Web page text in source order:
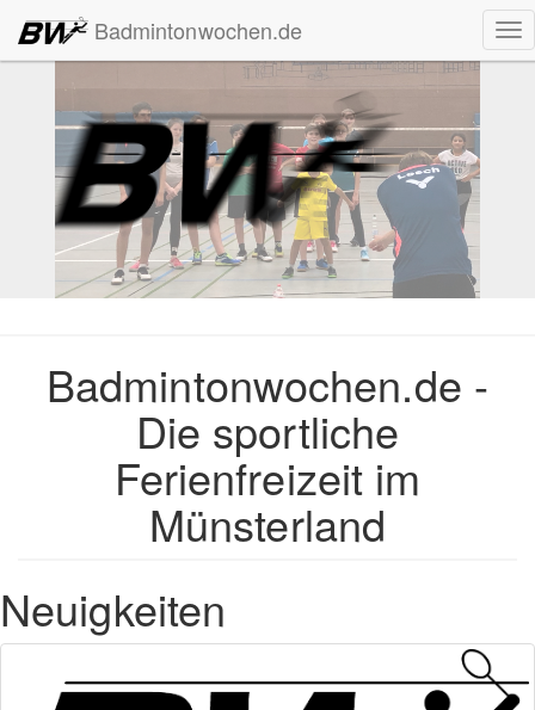
Badmintonwochen.de
Badmintonwochen.de -
Die sportliche
Ferienfreizeit im
Münsterland
Neuigkeiten